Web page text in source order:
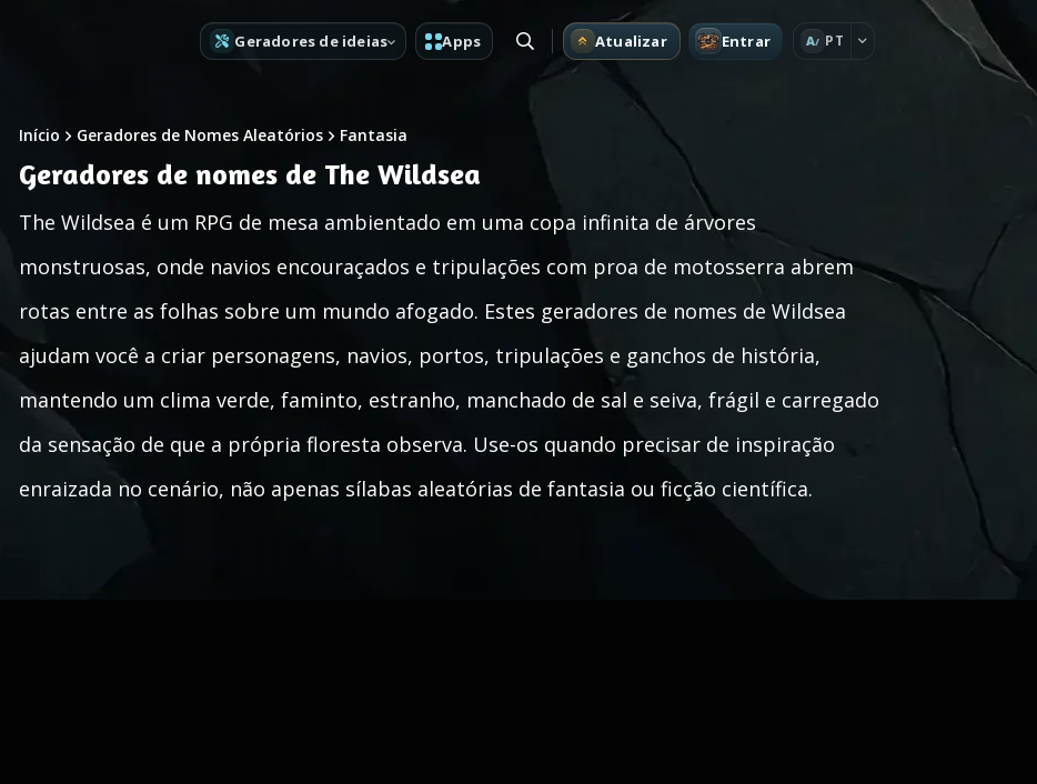
Geradores de ideias Apps Atualizar Entrar A PT
Início Geradores de Nomes Aleatórios Fantasia
Geradores de nomes de The Wildsea
The Wildsea é um RPG de mesa ambientado em uma copa infinita de árvores
monstruosas, onde navios encouraçados e tripulações com proa de motosserra abrem
rotas entre as folhas sobre um mundo afogado. Estes geradores de nomes de Wildsea
ajudam você a criar personagens, navios, portos, tripulações e ganchos de história,
mantendo um clima verde, faminto, estranho, manchado de sal e seiva, frágil e carregado
da sensação de que a própria floresta observa. Use-os quando precisar de inspiração
enraizada no cenário, não apenas sílabas aleatórias de fantasia ou ficção científica.